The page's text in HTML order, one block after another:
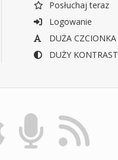
Posłuchaj teraz
Logowanie
DUŻA CZCIONKA
DUŻY KONTRAST